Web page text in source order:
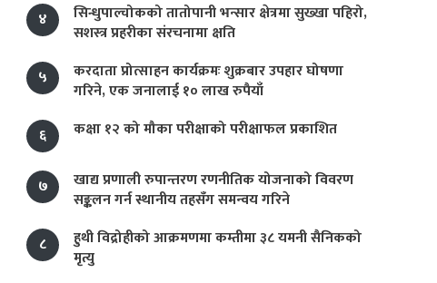
४
सिन्धुपाल्चोकको तातोपानी भन्सार क्षेत्रमा सुख्खा पहिरो,
सशस्त्र प्रहरीका संरचनामा क्षति
५
करदाता प्रोत्साहन कार्यक्रमः शुक्रबार उपहार घोषणा
गरिने, एक जनालाई १० लाख रुपैयाँ
६
कक्षा १२ को मौका परीक्षाको परीक्षाफल प्रकाशित
७
खाद्य प्रणाली रुपान्तरण रणनीतिक योजनाको विवरण
सङ्कलन गर्न स्थानीय तहसँग समन्वय गरिने
८
हुथी विद्रोहीको आक्रमणमा कम्तीमा ३८ यमनी सैनिकको
मृत्यु